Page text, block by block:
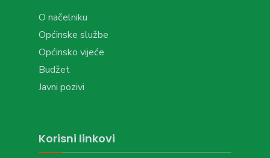
O načelniku
Općinske službe
Općinsko vijeće
Budžet
Javni pozivi
Korisni linkovi